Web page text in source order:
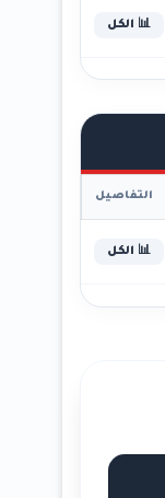
📊 الكل
التفاصيل
📊 الكل